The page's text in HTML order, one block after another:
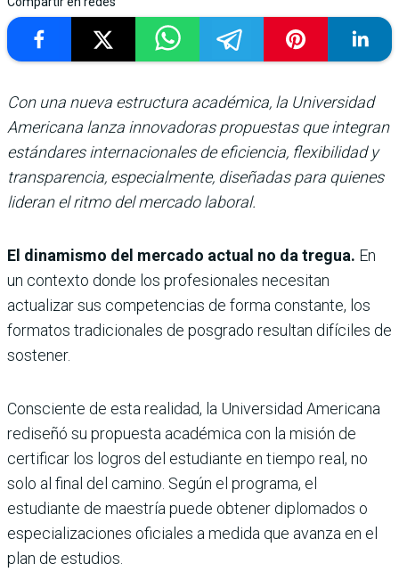
Con una nueva estructura académica, la Universidad
Americana lanza innovadoras propuestas que integran
estándares internacionales de eficiencia, flexibilidad y
transparencia, especialmente, diseñadas para quienes
lideran el ritmo del mercado laboral.
El dinamismo del mercado actual no da tregua. En
un contexto donde los profesionales necesitan
actualizar sus competencias de forma constante, los
formatos tradicionales de posgrado resultan difíciles de
sostener.
Consciente de esta realidad, la Universidad Americana
rediseñó su propuesta académica con la misión de
certificar los logros del estudiante en tiempo real, no
solo al final del camino. Según el programa, el
estudiante de maestría puede obtener diplomados o
especializaciones oficiales a medida que avanza en el
plan de estudios.